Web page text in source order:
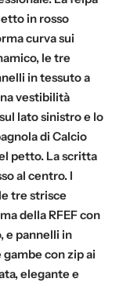
in rosso
curva sui
le tre
in tessuto a
vestibilità
lato sinistro e lo
di Calcio
petto. La scritta
al centro. I
tre strisce
della RFEF con
e pannelli in
con zip ai
elegante e